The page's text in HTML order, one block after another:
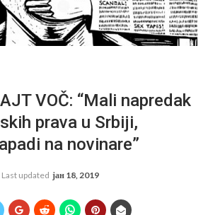
VOČ: “Mali napredak
prava u Srbiji,
na novinare”
Last updated јан 18, 2019